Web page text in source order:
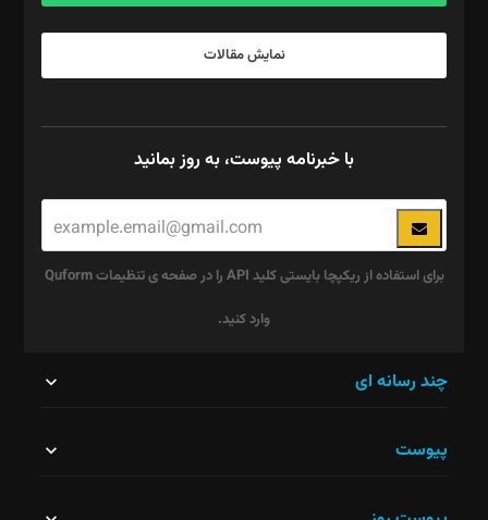
نمایش مقالات
با خبرنامه پیوست، به روز بمانید
برای استفاده از ریکپچا بایستی کلید API را در صفحه ی تنظیمات Quform
وارد کنید.
نباید
چند رسانه ای
پیوست